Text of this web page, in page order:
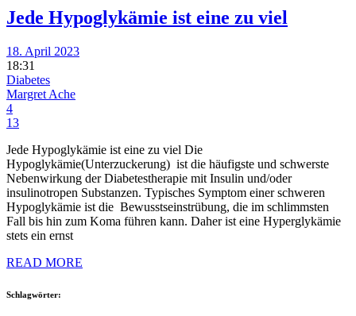
Jede Hypoglykämie ist eine zu viel
18. April 2023
18:31
Diabetes
Margret Ache
4
13
Jede Hypoglykämie ist eine zu viel Die
Hypoglykämie(Unterzuckerung) ist die häufigste und schwerste
Nebenwirkung der Diabetestherapie mit Insulin und/oder
insulinotropen Substanzen. Typisches Symptom einer schweren
Hypoglykämie ist die Bewusstseinstrübung, die im schlimmsten
Fall bis hin zum Koma führen kann. Daher ist eine Hyperglykämie
stets ein ernst
READ MORE
Schlagwörter: